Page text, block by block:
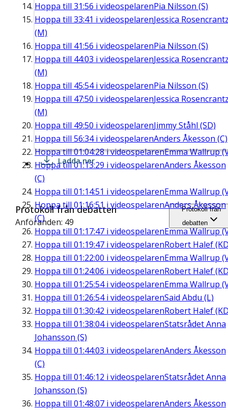
Hoppa till 31:56 i videospelarenPia Nilsson (S)
Hoppa till 33:41 i videospelarenJessica
(M)
Hoppa till 41:56 i videospelarenPia Nilsson (S)
Hoppa till 44:03 i videospelarenJessica
(M)
Hoppa till 45:54i videospelarenPia Nilsson (S)
Hoppa till 47:50 i videospelarenJessica
(M)
Hoppa till 49:50 i videospelarenJimmy Ståhl (SD)
Hoppa till 56:34i videospelarenAnders Åkesson (C)
Hoppa till01:04:28i videospelarenEmma Wallrup
Hoppa till01:13:29 i videospelarenAnders Åkesson
(C)
Hoppa till 01:14:51 i videospelarenEmma Wallrup
Hoppa till 01:16:51 i videospelarenAnders Åkesson
(C)
Hoppa till 01:17:47 i videospelarenEmma Wallrup
Hoppa till 01:19:47 i videospelarenRobert Halef
Hoppa till 01:22:00 i videospelarenEmma Wallrup
Hoppa till 01:24:06 i videospelarenRobert Halef
Hoppa till 01:25:54i videospelarenEmma Wallrup
Hoppa till 01:26:54i videospelarenSaid Abdu (L)
Hoppa till 01:30:42 i videospelarenRobert Halef
Hoppa till 01:38:04i videospelarenStatsrådet Anna
Johansson (S)
Hoppa till 01:44:03 i videospelarenAnders Åkesson
(C)
Hoppa till 01:46:12 i videospelarenStatsrådet Anna
Johansson (S)
Hoppa till 01:48:07 i videospelarenAnders Åkesson
Ladda ner
Protokoll från debatten
Anföranden: 49
Protokoll från
debatten